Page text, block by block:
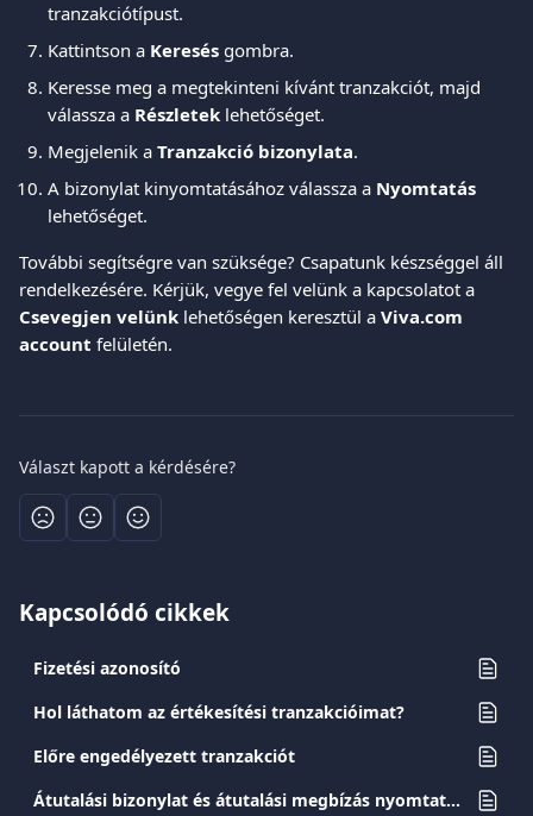
tranzakciótípust.
Kattintson a Keresés gombra.
Keresse meg a megtekinteni kívánt tranzakciót, majd
válassza a Részletek lehetőséget.
Megjelenik a Tranzakció bizonylata.
A bizonylat kinyomtatásához válassza a Nyomtatás
lehetőséget.
További segítségre van szüksége? Csapatunk készséggel áll
rendelkezésére. Kérjük, vegye fel velünk a kapcsolatot a
Csevegjen velünk lehetőségen keresztül a Viva.com
account felületén.
Választ kapott a kérdésére?
Kapcsolódó cikkek
Fizetési azonosító
Hol láthatom az értékesítési tranzakcióimat?
Előre engedélyezett tranzakciót
Átutalási bizonylat és átutalási megbízás nyomtatása